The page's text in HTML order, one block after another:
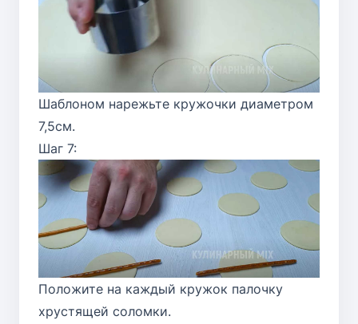
Шаблоном нарежьте кружочки диаметром
7,5см.
Шаг 7:
Положите на каждый кружок палочку
хрустящей соломки.